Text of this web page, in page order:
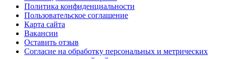
Политика конфиденциальности
Пользовательское соглашение
Карта сайта
Вакансии
Оставить отзыв
Согласие на обработку персональных и метрических